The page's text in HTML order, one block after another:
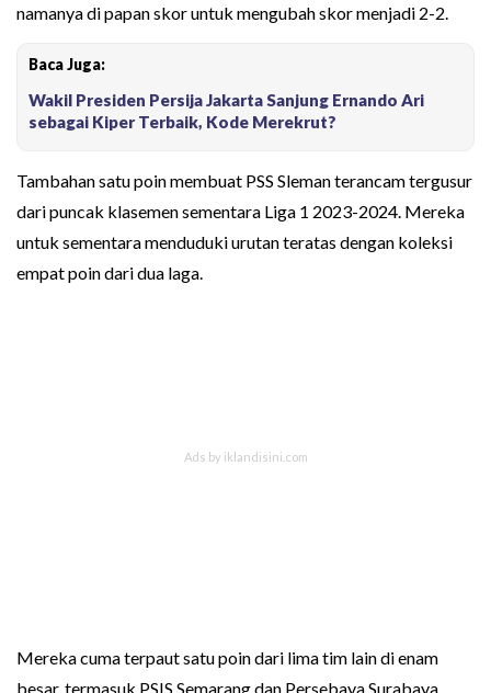
namanya di papan skor untuk mengubah skor menjadi 2-2.
Baca Juga:
Wakil Presiden Persija Jakarta Sanjung Ernando Ari
sebagai Kiper Terbaik, Kode Merekrut?
Tambahan satu poin membuat PSS Sleman terancam tergusur
dari puncak klasemen sementara Liga 1 2023-2024. Mereka
untuk sementara menduduki urutan teratas dengan koleksi
empat poin dari dua laga.
Mereka cuma terpaut satu poin dari lima tim lain di enam
besar, termasuk PSIS Semarang dan Persebaya Surabaya.